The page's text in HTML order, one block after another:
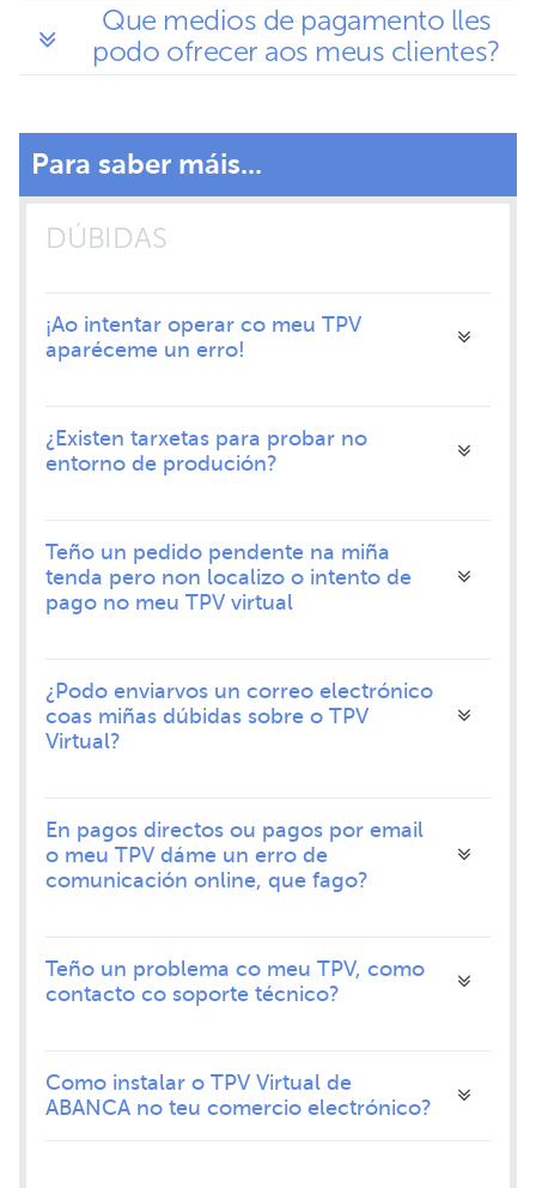
Que medios de pagamento lles
podo ofrecer aos meus clientes?
Para saber máis...
DÚBIDAS
¡Ao intentar operar co meu TPV
aparéceme un erro!
¿Existen tarxetas para probar no
entorno de produción?
Teño un pedido pendente na miña
tenda pero non localizo o intento de
pago no meu TPV virtual
¿Podo enviarvos un correo electrónico
coas miñas dúbidas sobre o TPV
Virtual?
En pagos directos ou pagos por email
o meu TPV dáme un erro de
comunicación online, que fago?
Teño un problema co meu TPV, como
contacto co soporte técnico?
Como instalar o TPV Virtual de
ABANCA no teu comercio electrónico?